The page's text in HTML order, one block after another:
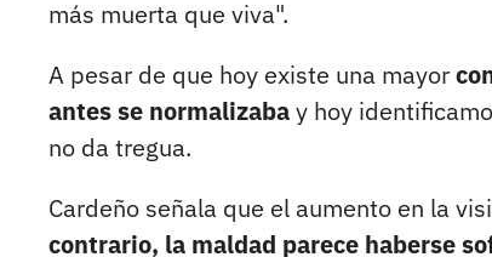
más muerta que viva".
A pesar de que hoy existe una mayor
antes se normalizabay hoy
no da tregua.
Cardeño señala que el aumento en la
contrario, la maldad parece haberse